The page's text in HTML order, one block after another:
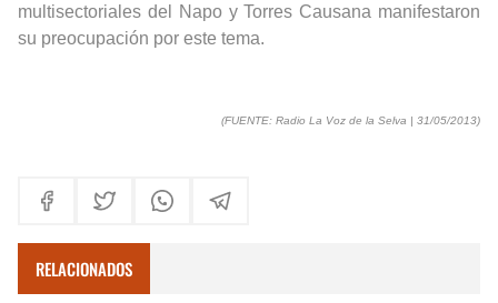
multisectoriales del Napo y Torres Causana manifestaron
su preocupación por este tema.
(FUENTE: Radio La Voz de la Selva | 31/05/2013)
RELACIONADOS